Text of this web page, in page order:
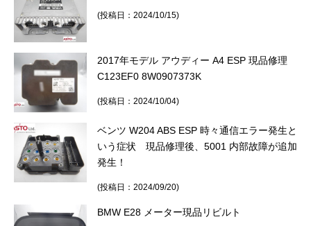
(投稿日：2024/10/15)
2017年モデル アウディー A4 ESP 現品修理
C123EF0 8W0907373K
(投稿日：2024/10/04)
ベンツ W204 ABS ESP 時々通信エラー発生と
いう症状 現品修理後、5001 内部故障が追加
発生！
(投稿日：2024/09/20)
BMW E28 メーター現品リビルト